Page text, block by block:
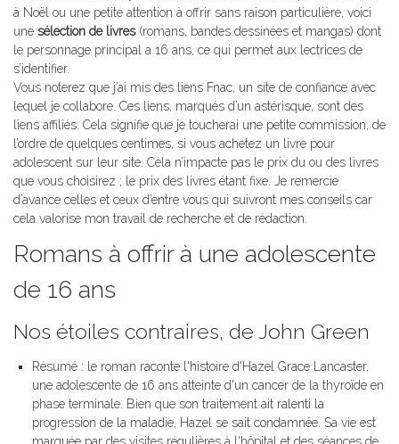
à Noël ou une petite attention à offrir sans raison particulière, voici
une sélection de livres(romans, bandes dessinées et mangas) dont
le personnage principal a 16 ans, ce qui permet aux lectrices de
s’identifier.
Vous noterez que j’ai mis des liens Fnac, un site de confiance avec
lequel je collabore. Ces liens, marqués d’un astérisque, sont des
liens affiliés. Cela signifie que je toucherai une petite commission, de
l’ordre de quelques centimes, si vous achetez un livre pour
adolescent sur leur site. Cela n’impacte pas le prix du ou des livres
que vous choisirez ; le prix des livres étant fixe. Je remercie
d’avance celles et ceux d’entre vous qui suivront mes conseils car
cela valorise mon travail de recherche et de rédaction.
Romans à offrir à une adolescente
de 16 ans
Nos étoiles contraires, de John Green
Résumé : le roman raconte l'histoire d'Hazel Grace Lancaster,
une adolescente de 16 ans atteinte d'un cancer de la thyroïde en
phase terminale. Bien que son traitement ait ralenti la
progression de la maladie, Hazel se sait condamnée. Sa vie est